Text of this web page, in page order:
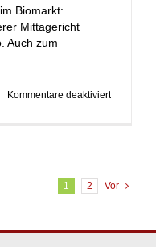
Biomarkt:
Mittagericht
Auch zum
Kommentare deaktiviertfür
1
2 Vor